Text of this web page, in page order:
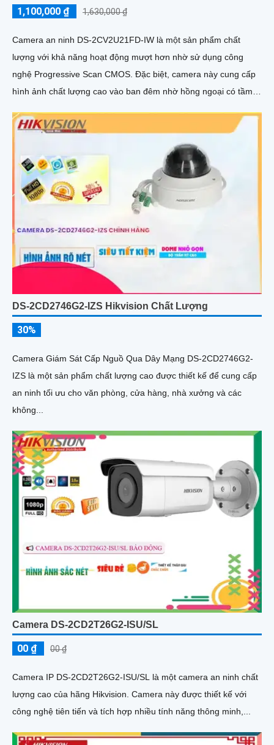
1,100,000 ₫ 1,630,000 ₫
Camera an ninh DS-2CV2U21FD-IW là một sản phẩm chất
lượng với khả năng hoạt động mượt hơn nhờ sử dụng công
nghệ Progressive Scan CMOS. Đặc biệt, camera này cung cấp
hình ảnh chất lượng cao vào ban đêm nhờ hồng ngoại có tầm
DS-2CD2746G2-IZS Hikvision Chất Lượng
30%
Camera Giám Sát Cấp Nguồ Qua Dây Mạng DS-2CD2746G2-
IZS là một sản phẩm chất lượng cao được thiết kế để cung cấp
an ninh tối ưu cho văn phòng, cửa hàng, nhà xưởng và các
không...
Camera DS-2CD2T26G2-ISU/SL
00 ₫ 00 ₫
Camera IP DS-2CD2T26G2-ISU/SL là một camera an ninh chất
lượng cao của hãng Hikvision. Camera này được thiết kế với
công nghệ tiên tiến và tích hợp nhiều tính năng thông minh,...